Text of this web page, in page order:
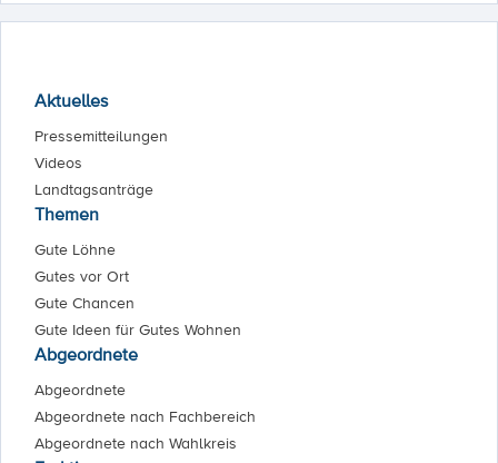
Aktuelles
Pressemitteilungen
Videos
Landtagsanträge
Themen
Gute Löhne
Gutes vor Ort
Gute Chancen
Gute Ideen für Gutes Wohnen
Abgeordnete
Abgeordnete
Abgeordnete nach Fachbereich
Abgeordnete nach Wahlkreis